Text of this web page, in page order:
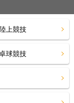
上競技
球競技